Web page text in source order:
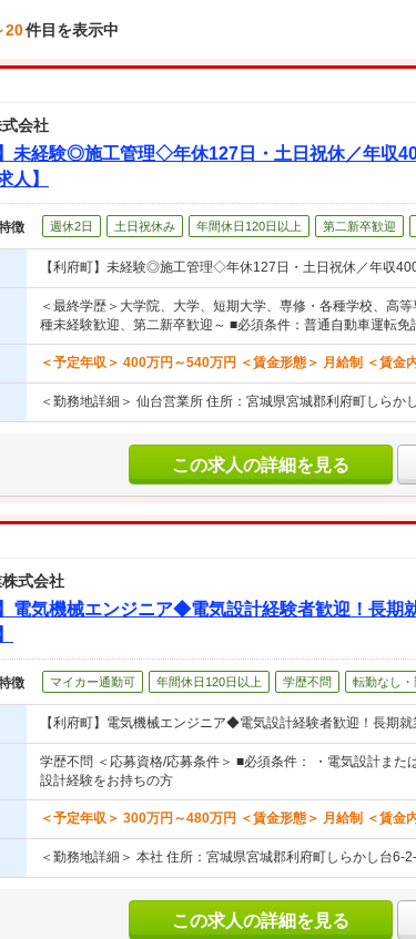
20件目を表示中
会社
】未経験◎施工管理◇年休127日・土日祝休／年収
人】
徴 週休2日 土日祝休み 年間休日120日以上 第二新卒歓迎
【利府町】未経験◎施工管理◇年休127日・土日祝休／年収
＜最終学歴＞大学院、大学、短期大学、専修・各種学校、高
種未経験歓迎、第二新卒歓迎～ ■必須条件：普通自動車運転
＜予定年収＞ 400万円～540万円 ＜賃金形態＞ 月給制 ＜賃金
＜勤務地詳細＞ 仙台営業所 住所：宮城県宮城郡利府町しら
この求人の詳細を見る
式会社
】電気機械エンジニア◆電気設計経験者歓迎！長
徴 マイカー通勤可 年間休日120日以上 学歴不問 転勤なし
【利府町】電気機械エンジニア◆電気設計経験者歓迎！長期
学歴不問 ＜応募資格/応募条件＞ ■必須条件： ・電気設計ま
設計経験をお持ちの方
＜予定年収＞ 300万円～480万円 ＜賃金形態＞ 月給制 ＜賃金
＜勤務地詳細＞ 本社 住所：宮城県宮城郡利府町しらかし台
この求人の詳細を見る